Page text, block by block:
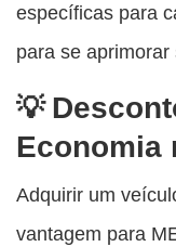
específicas para
para se
Economia
Adquirir um
vantagem para